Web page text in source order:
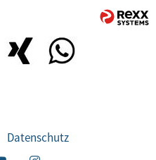
Datenschutz